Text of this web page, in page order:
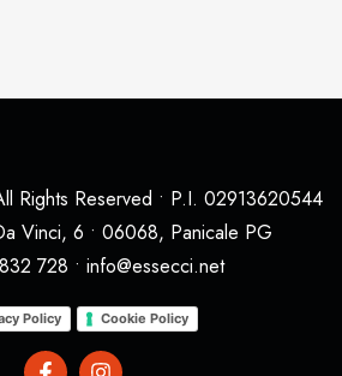
Rights Reserved • P.I. 02913620544
Vinci, 6 • 06068, Panicale PG
728 • info@essecci.net
Policy Cookie Policy